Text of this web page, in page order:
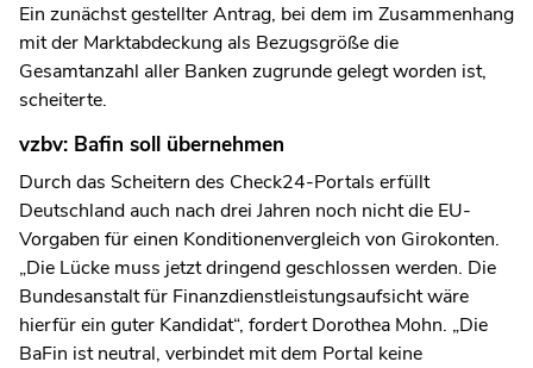
Ein zunächst gestellter Antrag, bei dem im Zusammenhang
mit der Marktabdeckung als Bezugsgröße die
Gesamtanzahl aller Banken zugrunde gelegt worden ist,
scheiterte.
vzbv: Bafin soll übernehmen
Durch das Scheitern des Check24-Portals erfüllt
Deutschland auch nach drei Jahren noch nicht die EU-
Vorgaben für einen Konditionenvergleich von Girokonten.
„Die Lücke muss jetzt dringend geschlossen werden. Die
Bundesanstalt für Finanzdienstleistungsaufsicht wäre
hierfür ein guter Kandidat“, fordert Dorothea Mohn. „Die
BaFin ist neutral, verbindet mit dem Portal keine